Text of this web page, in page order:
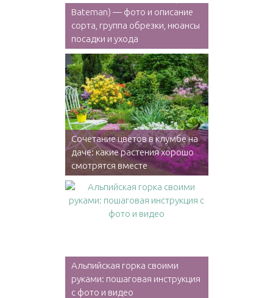
Bateman) — фото и описание
сорта, группа обрезки, нюансы
посадки и ухода
Сочетание цветов в клумбе на
даче: какие растения хорошо
смотрятся вместе
Альпийская горка своими
руками: пошаговая инструкция
с фото и видео